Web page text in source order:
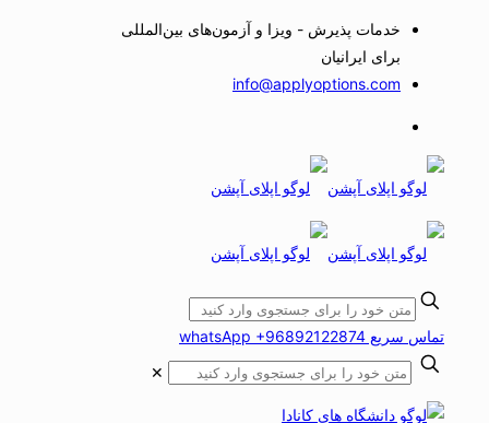
خدمات پذیرش - ویزا و آزمون‌های بین‌المللی
برای ایرانیان
info@applyoptions.com
تماس سریع whatsApp +96892122874
✕